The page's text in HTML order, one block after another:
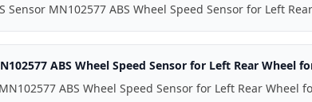
Sensor MN102577 ABS Wheel Speed Sensor for Left
ABS Wheel Speed Sensor for Left Rear Wheel
ABS Wheel Speed Sensor for Left Rear